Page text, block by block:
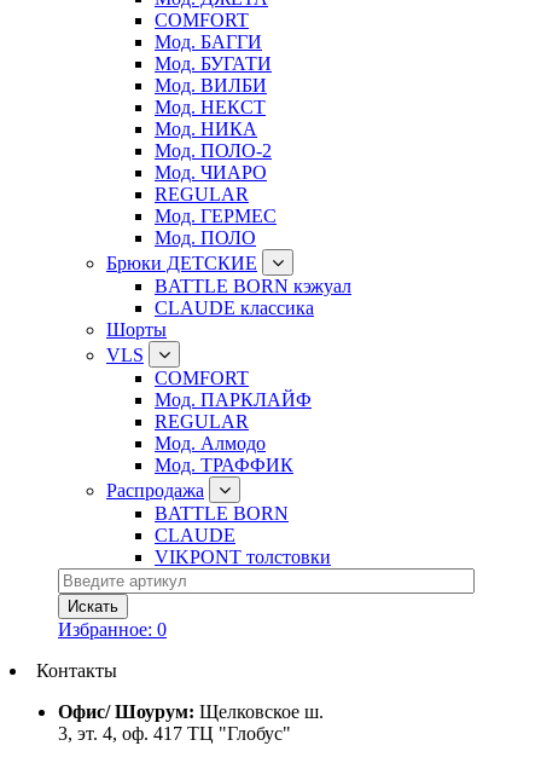
COMFORT
Мод. БАГГИ
Мод. БУГАТИ
Мод. ВИЛБИ
Мод. НЕКСТ
Мод. НИКА
Мод. ПОЛО-2
Мод. ЧИАРО
REGULAR
Мод. ГЕРМЕС
Мод. ПОЛО
Брюки ДЕТСКИЕ
BATTLE BORN кэжуал
CLAUDE классика
Шорты
VLS
COMFORT
Мод. ПАРКЛАЙФ
REGULAR
Мод. Алмодо
Мод. ТРАФФИК
Распродажа
BATTLE BORN
CLAUDE
VIKPONT толстовки
Избранное: 0
Контакты
Офис/ Шоурум: Щелковское ш.
3, эт. 4, оф. 417 ТЦ "Глобус"